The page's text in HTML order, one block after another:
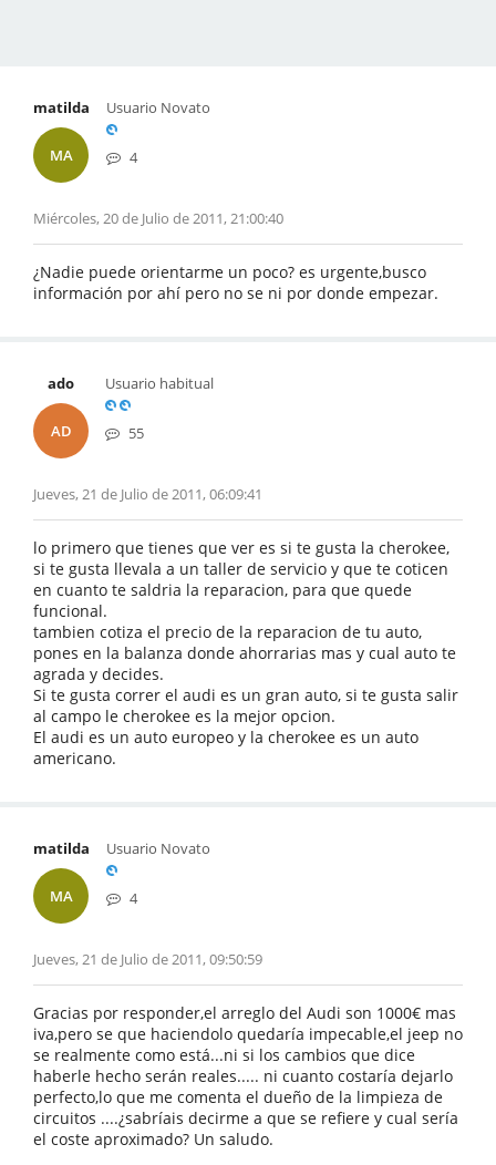
matilda
MA
Usuario Novato
4
Miércoles, 20 de Julio de 2011, 21:00:40
¿Nadie puede orientarme un poco? es urgente,busco
información por ahí pero no se ni por donde empezar.
ado
AD
Usuario habitual
55
Jueves, 21 de Julio de 2011, 06:09:41
lo primero que tienes que ver es si te gusta la cherokee,
si te gusta llevala a un taller de servicio y que te coticen
en cuanto te saldria la reparacion, para que quede
funcional.
tambien cotiza el precio de la reparacion de tu auto,
pones en la balanza donde ahorrarias mas y cual auto te
agrada y decides.
Si te gusta correr el audi es un gran auto, si te gusta salir
al campo le cherokee es la mejor opcion.
El audi es un auto europeo y la cherokee es un auto
americano.
matilda
MA
Usuario Novato
4
Jueves, 21 de Julio de 2011, 09:50:59
Gracias por responder,el arreglo del Audi son 1000€ mas
iva,pero se que haciendolo quedaría impecable,el jeep no
se realmente como está...ni si los cambios que dice
haberle hecho serán reales..... ni cuanto costaría dejarlo
perfecto,lo que me comenta el dueño de la limpieza de
circuitos ....¿sabríais decirme a que se refiere y cual sería
el coste aproximado? Un saludo.